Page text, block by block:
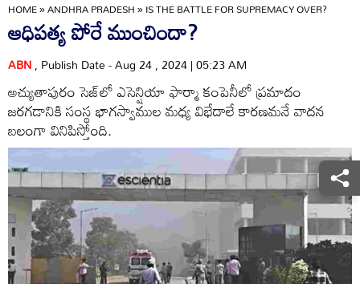
HOME»ANDHRA PRADESH»IS THE BATTLE FOR SUPREMACY OVER?
ఆధిపత్య పోరే ముంచిందా?
ABN, Publish Date - Aug 24 , 2024 | 05:23 AM
అచ్యుతాపురం సెజ్‌లో ఎసెన్షియా ఫార్మా కంపెనీలో ప్రమాదం
జరగడానికి సంస్థ భాగస్వాముల మధ్య విభేదాలే కారణమనే వాదన
బలంగా వినిపిస్తోంది.